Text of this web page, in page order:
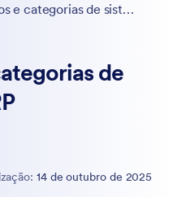
3 exemplos e categorias de sistemas de ERP
de
14 de outubro de 2025